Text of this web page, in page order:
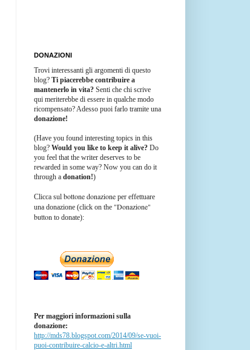
DONAZIONI
Trovi interessanti gli argomenti di questo
blog? Ti piacerebbe contribuire a
mantenerlo in vita? Senti che chi scrive
qui meriterebbe di essere in qualche modo
ricompensato? Adesso puoi farlo tramite una
donazione!
(Have you found interesting topics in this
blog? Would you like to keep it alive? Do
you feel that the writer deserves to be
rewarded in some way? Now you can do it
through a donation!)
Clicca sul bottone donazione per effettuare
una donazione (click on the "Donazione"
button to donate):
Per maggiori informazioni sulla
donazione:
http://mds78.blogspot.com/2014/09/se-vuoi-
puoi-contribuire-calcio-e-altri.html